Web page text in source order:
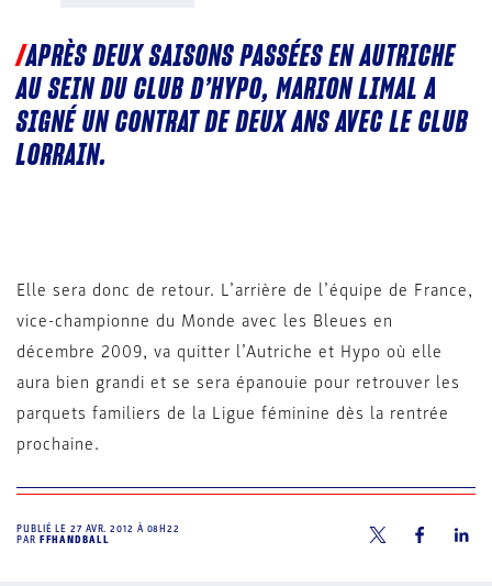
APRÈS DEUX SAISONS PASSÉES EN AUTRICHE
AU SEIN DU CLUB D’HYPO, MARION LIMAL A
SIGNÉ UN CONTRAT DE DEUX ANS AVEC LE CLUB
LORRAIN.
Elle sera donc de retour. L’arrière de l’équipe de France,
vice-championne du Monde avec les Bleues en
décembre 2009, va quitter l’Autriche et Hypo où elle
aura bien grandi et se sera épanouie pour retrouver les
parquets familiers de la Ligue féminine dès la rentrée
prochaine.
PUBLIÉ LE27 AVR. 2012 À 08H22
PAR FFHANDBALL